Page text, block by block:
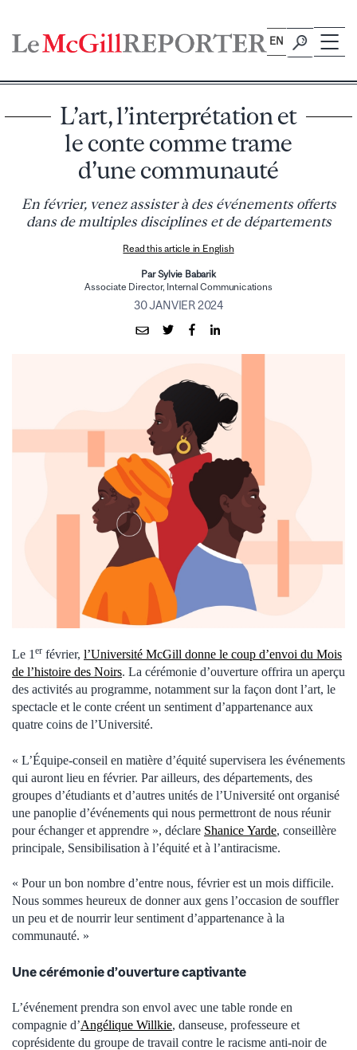
content
EN
L’art, l’interprétation et
le conte comme trame
d’une communauté
En février, venez assister à des événements offerts
dans de multiples disciplines et de départements
Read this article in English
Par Sylvie Babarik
Associate Director, Internal Communications
30 JANVIER 2024
Le 1er février, l’Université McGill donne le coup d’envoi du Mois
de l’histoire des Noirs. La cérémonie d’ouverture offrira un aperçu
des activités au programme, notamment sur la façon dont l’art, le
spectacle et le conte créent un sentiment d’appartenance aux
quatre coins de l’Université.
« L’Équipe-conseil en matière d’équité supervisera les événements
qui auront lieu en février. Par ailleurs, des départements, des
groupes d’étudiants et d’autres unités de l’Université ont organisé
une panoplie d’événements qui nous permettront de nous réunir
pour échanger et apprendre », déclare Shanice Yarde, conseillère
principale, Sensibilisation à l’équité et à l’antiracisme.
« Pour un bon nombre d’entre nous, février est un mois difficile.
Nous sommes heureux de donner aux gens l’occasion de souffler
un peu et de nourrir leur sentiment d’appartenance à la
communauté. »
Une cérémonie d’ouverture captivante
L’événement prendra son envol avec une table ronde en
compagnie d’Angélique Willkie, danseuse, professeure et
coprésidente du groupe de travail contre le racisme anti-noir de